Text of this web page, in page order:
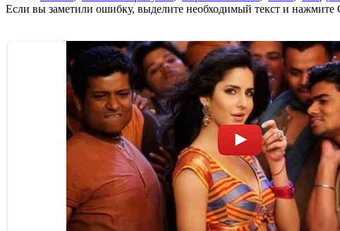
Если вы заметили ошибку, выделите необходимый текст и нажмите